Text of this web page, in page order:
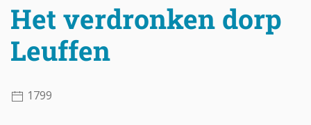
Het verdronken dorp
Leuffen
1799